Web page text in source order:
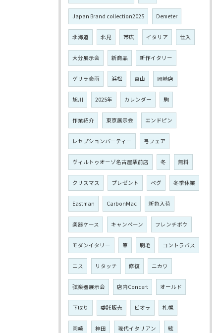
Japan Brand collection2025 Demeter
北海道 北見 帯広 イタリア 仕入
大分展示会 新商品 新作イタリー
ゲリラ豪雨 浜松 富山 岡崎店
旭川 2025年 カレンダー 駒
作業紹介 東京展示会 エンドピン
レセプションパーティー 弓フェア
ヴィルトゥオーゾ名古屋駅前店 冬 無料
クリスマス プレゼント ペグ 冬季休業
Eastman CarbonMac 新色入荷
楽器ケース キャンペーン フレンチボウ
モダンイタリー 筆 刷毛 コントラバス
ニス リタッチ 修復 ニカワ
弦楽器展示会 店内Concert オールド
下取り 委託販売 ビオラ 札幌
岡崎 神田 現代イタリアン 絃